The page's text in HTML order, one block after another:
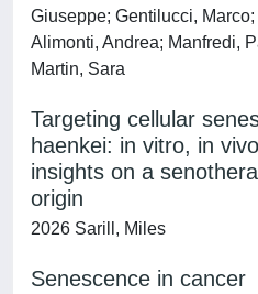
Giuseppe; Gentilucci,
Alimonti, Andrea; Manfredi,
Martin, Sara
Targeting cellular
haenkei: in vitro, in
insights on a
origin
2026 Sarill, Miles
Senescence in cancer